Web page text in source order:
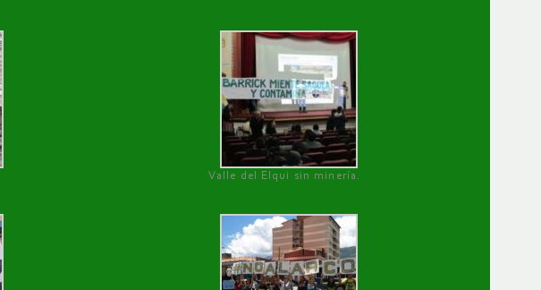
Valle del Elqui sin minería.